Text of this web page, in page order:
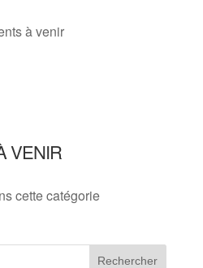
à venir
VENIR
cette catégorie
Rechercher